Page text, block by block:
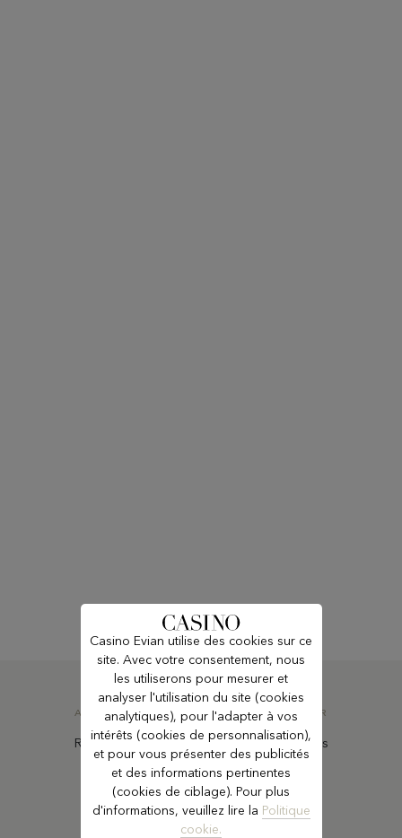
ABONNEZ-VOUS À NOTRE NEWSLETTER
Recevez nos dernières offres et actualités
S'INSCRIRE
Casino Evian utilise des cookies sur ce
site. Avec votre consentement, nous
les utiliserons pour mesurer et
analyser l'utilisation du site (cookies
analytiques), pour l'adapter à vos
intérêts (cookies de personnalisation),
et pour vous présenter des publicités
et des informations pertinentes
(cookies de ciblage). Pour plus
d'informations, veuillez lire la Politique
cookie.